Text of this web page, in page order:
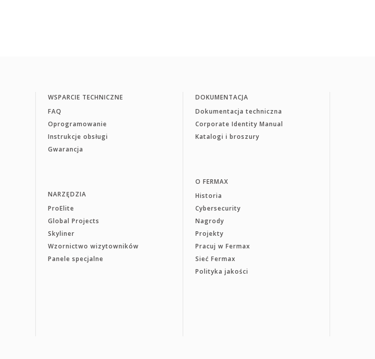
WSPARCIE TECHNICZNE
FAQ
Oprogramowanie
Instrukcje obsługi
Gwarancja
NARZĘDZIA
ProElite
Global Projects
Skyliner
Wzornictwo wizytowników
Panele specjalne
DOKUMENTACJA
Dokumentacja techniczna
Corporate Identity Manual
Katalogi i broszury
O FERMAX
Historia
Cybersecurity
Nagrody
Projekty
Pracuj w Fermax
Sieć Fermax
Polityka jakości